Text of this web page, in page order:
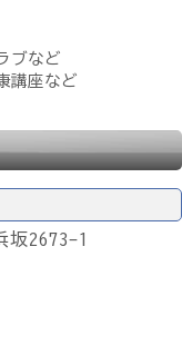
ブなど
講座など
坂2673-1